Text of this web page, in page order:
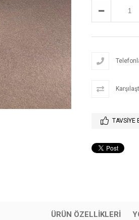
TAVSIYE
ÜRÜN ÖZELLIKLERI